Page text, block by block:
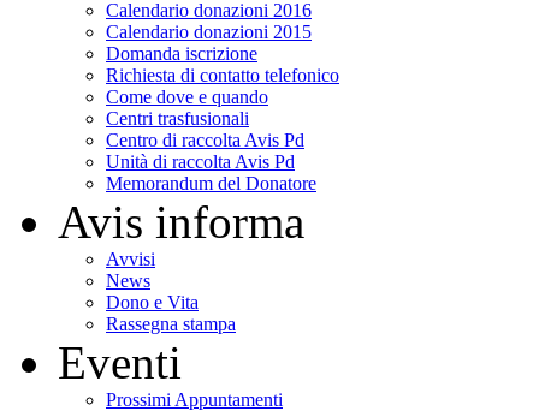
Calendario donazioni 2016
Calendario donazioni 2015
Domanda iscrizione
Richiesta di contatto telefonico
Come dove e quando
Centri trasfusionali
Centro di raccolta Avis Pd
Unità di raccolta Avis Pd
Memorandum del Donatore
Avis informa
Avvisi
News
Dono e Vita
Rassegna stampa
Eventi
Prossimi Appuntamenti